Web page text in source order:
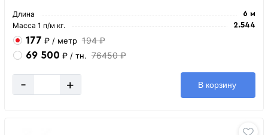
Длина 6 м
Масса 1 п/м кг. 2.544
177 ₽ / метр 194 ₽
69 500 ₽ / тн. 76450 ₽
- + В корзину